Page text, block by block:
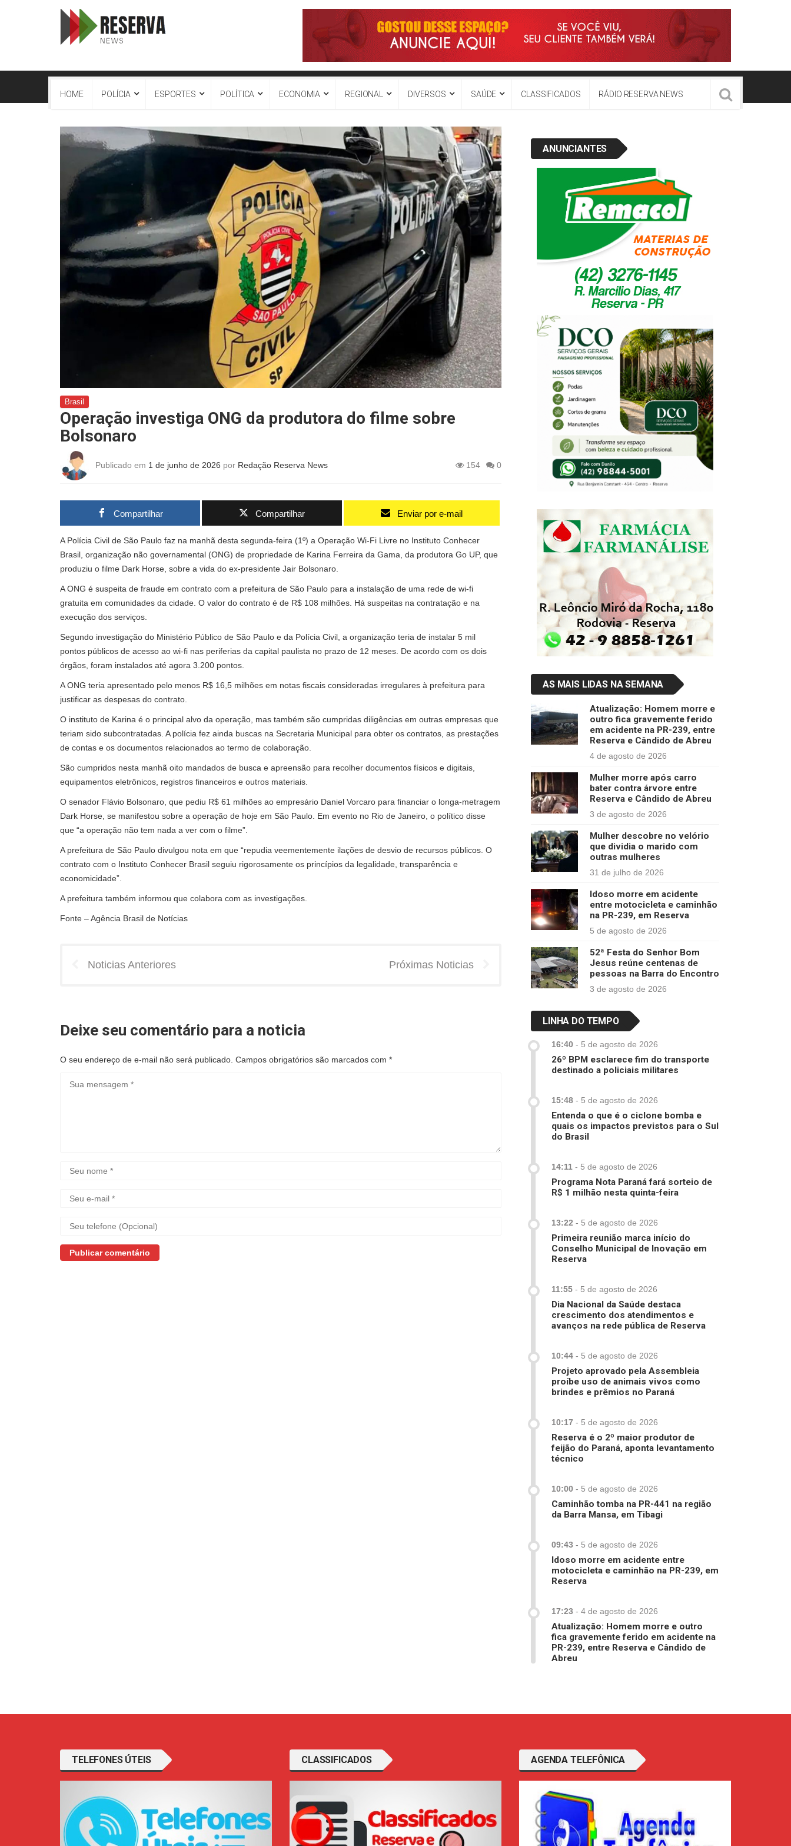
HOME POLÍCIA ESPORTES POLÍTICA ECONOMIA REGIONAL DIVERSOS SAÚDE CLASSIFICADOS RÁDIO RESERVA NEWS
Brasil
Operação investiga ONG da produtora do filme sobre
Bolsonaro
Publicado em 1 de junho de 2026 por Redação Reserva News 154 0
Compartilhar Compartilhar Enviar por e-mail
A Polícia Civil de São Paulo faz na manhã desta segunda-feira (1º) a Operação Wi-Fi Livre no Instituto Conhecer
Brasil, organização não governamental (ONG) de propriedade de Karina Ferreira da Gama, da produtora Go UP, que
produziu o filme Dark Horse, sobre a vida do ex-presidente Jair Bolsonaro.
A ONG é suspeita de fraude em contrato com a prefeitura de São Paulo para a instalação de uma rede de wi-fi
gratuita em comunidades da cidade. O valor do contrato é de R$ 108 milhões. Há suspeitas na contratação e na
execução dos serviços.
Segundo investigação do Ministério Público de São Paulo e da Polícia Civil, a organização teria de instalar 5 mil
pontos públicos de acesso ao wi-fi nas periferias da capital paulista no prazo de 12 meses. De acordo com os dois
órgãos, foram instalados até agora 3.200 pontos.
A ONG teria apresentado pelo menos R$ 16,5 milhões em notas fiscais consideradas irregulares à prefeitura para
justificar as despesas do contrato.
O instituto de Karina é o principal alvo da operação, mas também são cumpridas diligências em outras empresas que
teriam sido subcontratadas. A polícia fez ainda buscas na Secretaria Municipal para obter os contratos, as prestações
de contas e os documentos relacionados ao termo de colaboração.
São cumpridos nesta manhã oito mandados de busca e apreensão para recolher documentos físicos e digitais,
equipamentos eletrônicos, registros financeiros e outros materiais.
O senador Flávio Bolsonaro, que pediu R$ 61 milhões ao empresário Daniel Vorcaro para financiar o longa-metragem
Dark Horse, se manifestou sobre a operação de hoje em São Paulo. Em evento no Rio de Janeiro, o político disse
que “a operação não tem nada a ver com o filme”.
A prefeitura de São Paulo divulgou nota em que “repudia veementemente ilações de desvio de recursos públicos. O
contrato com o Instituto Conhecer Brasil seguiu rigorosamente os princípios da legalidade, transparência e
economicidade”.
A prefeitura também informou que colabora com as investigações.
Fonte – Agência Brasil de Notícias
Noticias Anteriores Próximas Noticias
Deixe seu comentário para a noticia
O seu endereço de e-mail não será publicado. Campos obrigatórios são marcados com *
ANUNCIANTES
AS MAIS LIDAS NA SEMANA
Atualização: Homem morre e
outro fica gravemente ferido
em acidente na PR-239, entre
Reserva e Cândido de Abreu
4 de agosto de 2026
Mulher morre após carro
bater contra árvore entre
Reserva e Cândido de Abreu
3 de agosto de 2026
Mulher descobre no velório
que dividia o marido com
outras mulheres
31 de julho de 2026
Idoso morre em acidente
entre motocicleta e caminhão
na PR-239, em Reserva
5 de agosto de 2026
52ª Festa do Senhor Bom
Jesus reúne centenas de
pessoas na Barra do Encontro
3 de agosto de 2026
LINHA DO TEMPO
16:40 - 5 de agosto de 2026
26º BPM esclarece fim do transporte
destinado a policiais militares
15:48 - 5 de agosto de 2026
Entenda o que é o ciclone bomba e
quais os impactos previstos para o Sul
do Brasil
14:11 - 5 de agosto de 2026
Programa Nota Paraná fará sorteio de
R$ 1 milhão nesta quinta-feira
13:22 - 5 de agosto de 2026
Primeira reunião marca início do
Conselho Municipal de Inovação em
Reserva
11:55 - 5 de agosto de 2026
Dia Nacional da Saúde destaca
crescimento dos atendimentos e
avanços na rede pública de Reserva
10:44 - 5 de agosto de 2026
Projeto aprovado pela Assembleia
proíbe uso de animais vivos como
brindes e prêmios no Paraná
10:17 - 5 de agosto de 2026
Reserva é o 2º maior produtor de
feijão do Paraná, aponta levantamento
técnico
10:00 - 5 de agosto de 2026
Caminhão tomba na PR-441 na região
da Barra Mansa, em Tibagi
09:43 - 5 de agosto de 2026
Idoso morre em acidente entre
motocicleta e caminhão na PR-239, em
Reserva
17:23 - 4 de agosto de 2026
Atualização: Homem morre e outro
fica gravemente ferido em acidente na
PR-239, entre Reserva e Cândido de
Abreu
TELEFONES ÚTEIS CLASSIFICADOS AGENDA TELEFÔNICA